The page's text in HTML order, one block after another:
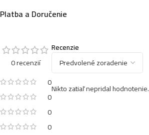
Platba a Doručenie
0 recenzií
0
0
0
0
Recenzie
Nikto zatiaľ nepridal hodnotenie.